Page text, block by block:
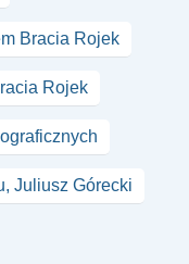
Bracia Rojek
Rojek
Juliusz Górecki